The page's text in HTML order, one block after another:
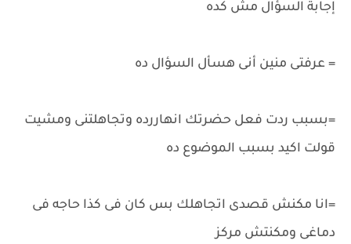
إجابة السؤال مش كده
= عرفتى منين أنى هسأل السؤال ده
=بسبب ردت فعل حضرتك انهاررده وتجاهلتنى ومشيت
قولت اكيد بسبب الموضوع ده
=انا مكنش قصدى اتجاهلك بس كان فى كذا حاجه فى
دماغى ومكنتش مركز